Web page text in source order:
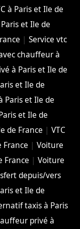
à Paris et Ile de
et Ile de
|Service vtc
chauffeur à
à Paris et Ile de
et Ile de
Paris et Ile de
et Ile de
de France |VTC
France |Voiture
France |Voiture
depuis/vers
et Ile de
taxis à Paris
privé à